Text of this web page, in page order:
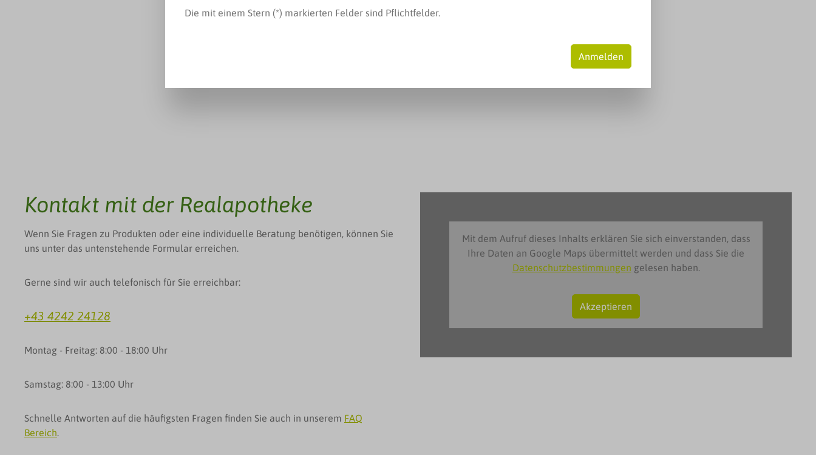
Kontakt mit der Realapotheke
Wenn Sie Fragen zu Produkten oder eine individuelle Beratung benötigen, können Sie
uns unter das untenstehende Formular erreichen.
Gerne sind wir auch telefonisch für Sie erreichbar:
+43 4242 24128
Montag - Freitag: 8:00 - 18:00 Uhr
Samstag: 8:00 - 13:00 Uhr
Schnelle Antworten auf die häufigsten Fragen finden Sie auch in unserem FAQ
Bereich.
Mit dem Aufruf dieses Inhalts erklären Sie sich einverstanden, dass
Ihre Daten an Google Maps übermittelt werden und dass Sie die
Datenschutzbestimmungen gelesen haben.
Akzeptieren
Die mit einem Stern (*) markierten Felder sind Pflichtfelder.
Anmelden